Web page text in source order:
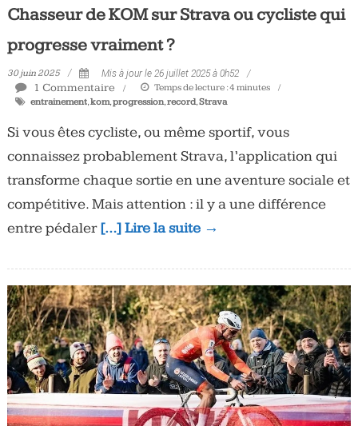
Chasseur de KOM sur Strava ou cycliste qui
progresse vraiment ?
30 juin 2025 Mis à jour le 26 juillet 2025 à 0h52
1 Commentaire Temps de lecture :4 minutes
entrainement,kom,progression,record,Strava
Si vous êtes cycliste, ou même sportif, vous
connaissez probablement Strava, l’application qui
transforme chaque sortie en une aventure sociale et
compétitive. Mais attention : il y a une différence
entre pédaler[…] Lire la suite →